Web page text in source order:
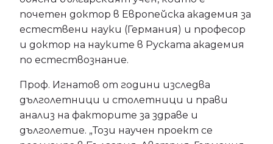
почетен доктор в Европейска академия за
естествени науки (Германия) и професор
и доктор на науките в Руската академия
по естествознание.
Проф. Игнатов от години изследва
дълголетници и столетници и прави
анализ на факторите за здраве и
дълголетие. „Този научен проект се